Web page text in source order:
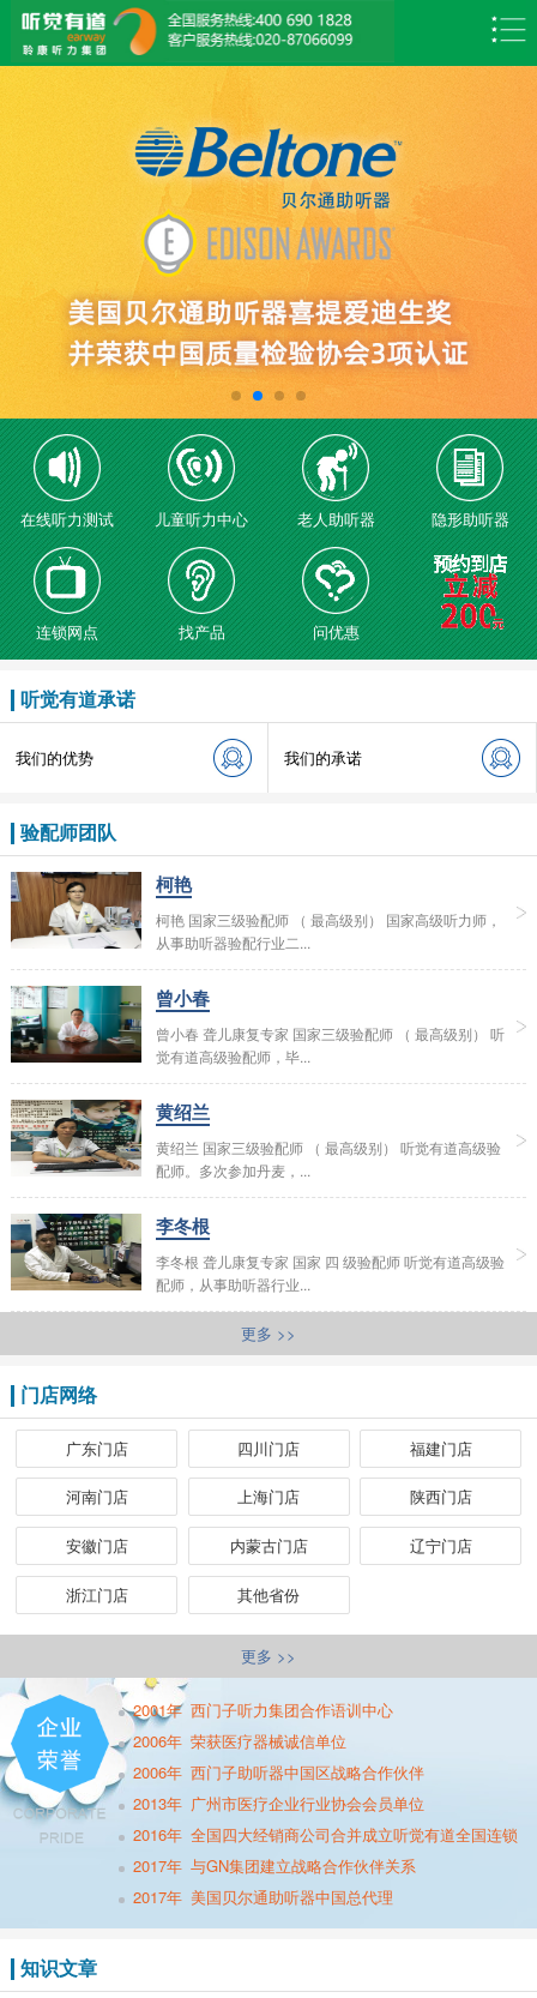
在线听力测试 儿童听力中心 老人助听器 隐形助听器
连锁网点 找产品 问优惠
听觉有道承诺
我们的优势 我们的承诺
验配师团队
柯艳
柯艳 国家三级验配师 （ 最高级别） 国家高级听力师，
从事助听器验配行业二...
曾小春
曾小春 聋儿康复专家 国家三级验配师 （ 最高级别） 听
觉有道高级验配师，毕...
黄绍兰
黄绍兰 国家三级验配师 （ 最高级别） 听觉有道高级验
配师。多次参加丹麦，...
李冬根
李冬根 聋儿康复专家 国家 四 级验配师 听觉有道高级验
配师，从事助听器行业...
更多 >>
门店网络
广东门店 四川门店 福建门店
河南门店 上海门店 陕西门店
安徽门店 内蒙古门店 辽宁门店
浙江门店 其他省份
更多 >>
2001年 西门子听力集团合作语训中心
2006年 荣获医疗器械诚信单位
2006年 西门子助听器中国区战略合作伙伴
2013年 广州市医疗企业行业协会会员单位
2016年 全国四大经销商公司合并成立听觉有道全国连锁
2017年 与GN集团建立战略合作伙伴关系
2017年 美国贝尔通助听器中国总代理
知识文章